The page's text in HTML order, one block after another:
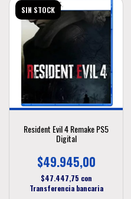
SIN STOCK
Resident Evil 4 Remake PS5
Digital
$49.945,00
$47.447,75 con
Transferencia bancaria